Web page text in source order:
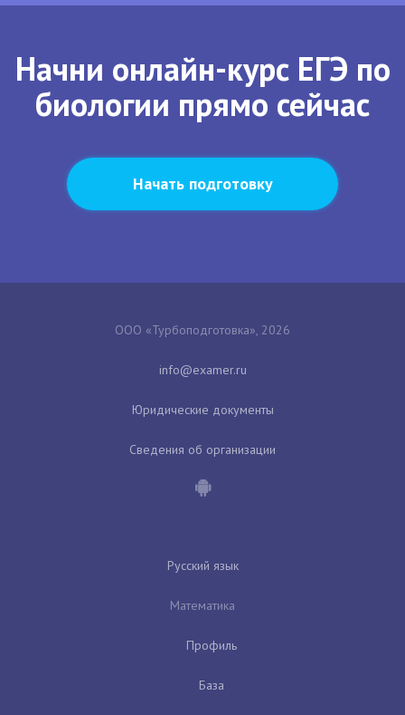
Начни онлайн-курс ЕГЭ по
биологии прямо сейчас
Начать подготовку
ООО «Турбоподготовка», 2026
Юридические документы
Сведения об организации
Русский язык
Математика
Профиль
База